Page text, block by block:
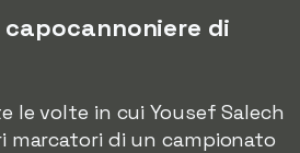
capocannoniere di
le volte in cui Yousef Salech
marcatori di un campionato